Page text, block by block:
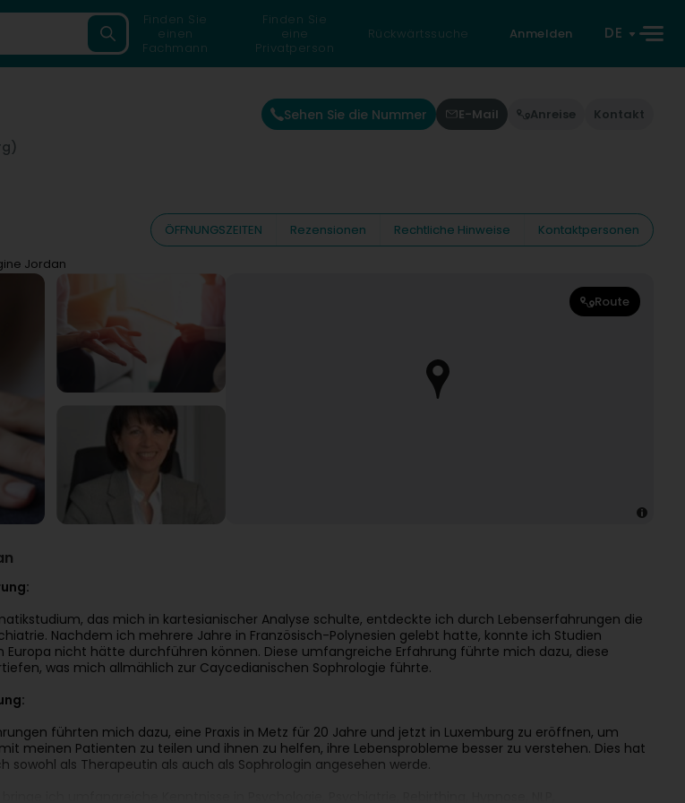
Finden Sie
einen
Fachmann
Finden Sie
eine
Privatperson
Rückwärtssuche Anmelden DE
Sehen Sie die Nummer E-Mail Anreise Kontakt
ÖFFNUNGSZEITEN Rezensionen Rechtliche Hinweise
Kontaktpersonen
Jordan
Route
das mich in kartesianischer Analyse schulte, entdeckte ich durch Lebenserfahrungen die
Nachdem ich mehrere Jahre in Französisch-Polynesien gelebt hatte, konnte ich Studien
Europa nicht hätte durchführen können. Diese umfangreiche Erfahrung führte mich dazu, diese
was mich allmählich zur Caycedianischen Sophrologie führte.
führten mich dazu, eine Praxis in Metz für 20 Jahre und jetzt in Luxemburg zu eröffnen, um
meinen Patienten zu teilen und ihnen zu helfen, ihre Lebensprobleme besser zu verstehen. Dies hat
sowohl als Therapeutin als auch als Sophrologin angesehen werde.